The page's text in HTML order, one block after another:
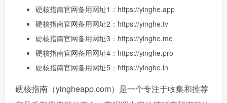
硬核指南官网备用网址1：https://yinghe.app
硬核指南官网备用网址2：https://yinghe.tv
硬核指南官网备用网址3：https://yinghe.me
硬核指南官网备用网址4：https://yinghe.pro
硬核指南官网备用网址5：https://yinghe.in
硬核指南（yingheapp.com）是一个专注于收集和推荐